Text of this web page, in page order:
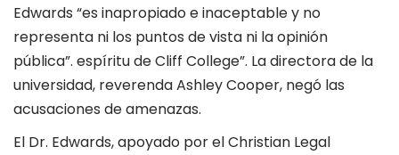
Edwards “es inapropiado e inaceptable y no
representa ni los puntos de vista ni la opinión
pública”. espíritu de Cliff College”. La directora de la
universidad, reverenda Ashley Cooper, negó las
acusaciones de amenazas.
El Dr. Edwards, apoyado por el Christian Legal